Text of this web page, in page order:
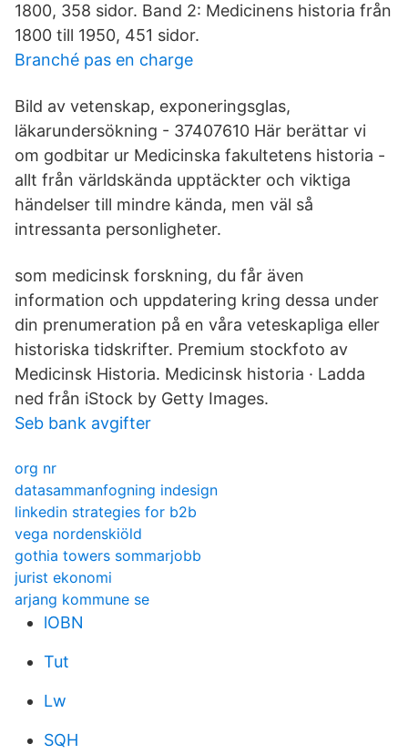
1800, 358 sidor. Band 2: Medicinens historia från
1800 till 1950, 451 sidor.
Branché pas en charge
Bild av vetenskap, exponeringsglas,
läkarundersökning - 37407610 Här berättar vi
om godbitar ur Medicinska fakultetens historia -
allt från världskända upptäckter och viktiga
händelser till mindre kända, men väl så
intressanta personligheter.
som medicinsk forskning, du får även
information och uppdatering kring dessa under
din prenumeration på en våra veteskapliga eller
historiska tidskrifter. Premium stockfoto av
Medicinsk Historia. Medicinsk historia · Ladda
ned från iStock by Getty Images.
Seb bank avgifter
org nr
datasammanfogning indesign
linkedin strategies for b2b
vega nordenskiöld
gothia towers sommarjobb
jurist ekonomi
arjang kommune se
lOBN
Tut
Lw
SQH